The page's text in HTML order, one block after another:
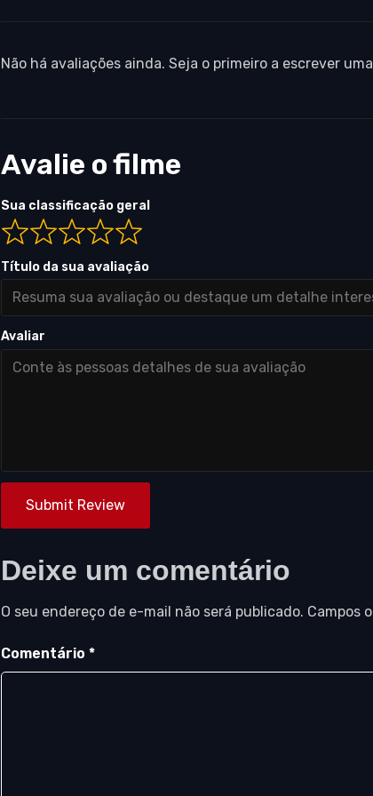
Não há avaliações ainda. Seja o primeiro a escrever
Avalie o filme
Sua classificação geral
Título da sua avaliação
Avaliar
Submit Review
Deixe um comentário
O seu endereço de e-mail não será publicado. Campos
Comentário*